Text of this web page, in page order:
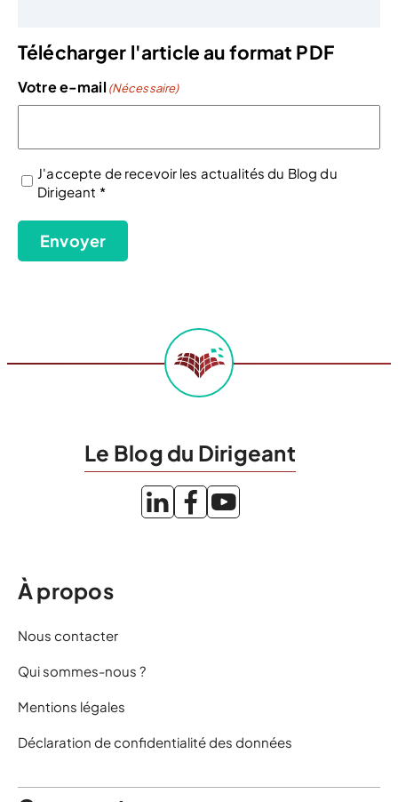
Télécharger l'article au format PDF
Votre e-mail (Nécessaire)
(Nécessaire)
J'accepte de recevoir les actualités du Blog du
Dirigeant *
Envoyer
Le Blog du Dirigeant
À propos
Nous contacter
Qui sommes-nous ?
Mentions légales
Déclaration de confidentialité des données